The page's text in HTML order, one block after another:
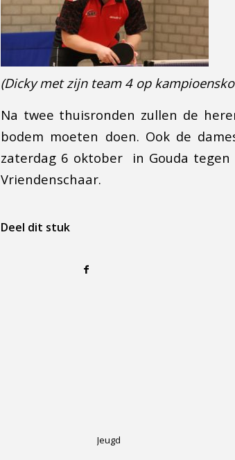
(Dicky met zijn team 4 op
Na twee thuisronden zullen de
bodem moeten doen. Ook de
zaterdag 6 oktober in Gouda
Vriendenschaar.
Deel dit stuk
Jeugd